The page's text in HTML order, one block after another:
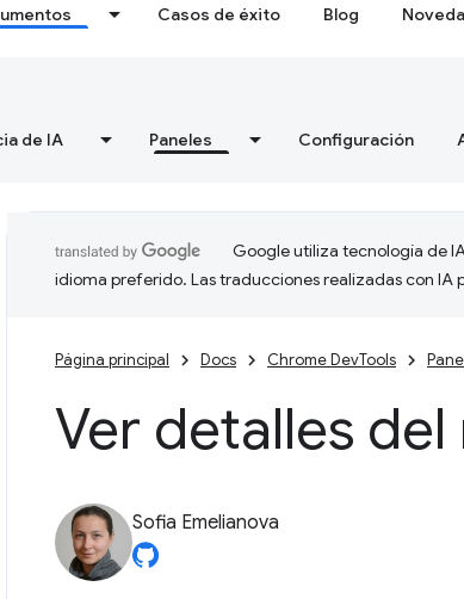
Casos de éxito Blog
de IA Paneles Configuración
Google utiliza tecnología de
idioma preferido. Las traducciones realizadas con IA
Página principal Docs Chrome DevTools
Ver detalles
Sofia Emelianova